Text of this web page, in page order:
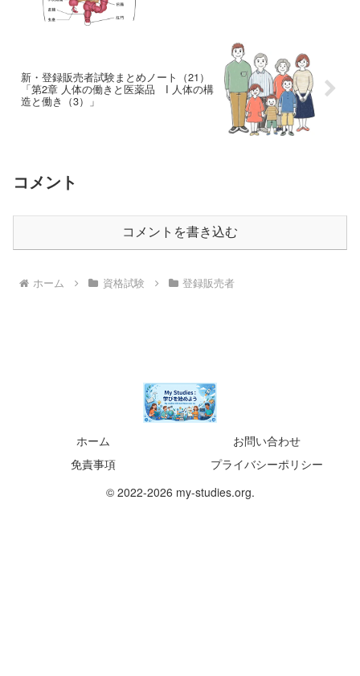
新・登録販売者試験まとめノート（21）
「第2章 人体の働きと医薬品 I 人体の構
造と働き（3）」
コメント
コメントを書き込む
ホーム 資格試験 登録販売者
ホーム
お問い合わせ
免責事項
プライバシーポリシー
© 2022-2026 my-studies.org.